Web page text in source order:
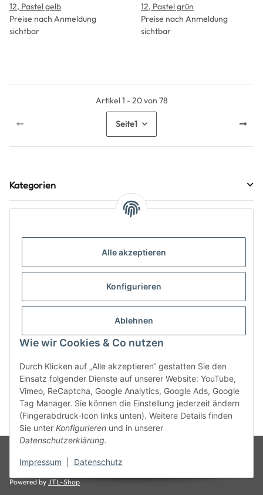
Alle akzeptieren
Konfigurieren
Ablehnen
Wie wir Cookies & Co nutzen
Durch Klicken auf „Alle akzeptieren“ gestatten Sie den
Einsatz folgender Dienste auf unserer Website: YouTube,
Vimeo, ReCaptcha, Google Analytics, Google Ads, Google
Tag Manager. Sie können die Einstellung jederzeit ändern
(Fingerabdruck-Icon links unten). Weitere Details finden
Sie unter Konfigurieren und in unserer
Datenschutzerklärung.
Impressum Datenschutz
12, Pastel gelb
Preise nach Anmeldung
sichtbar
12, Pastel grün
Preise nach Anmeldung
sichtbar
Artikel 1 - 20 von 78
Seite1
Kategorien
Informationen
Gesetzliche Informationen
* Alle Preise zzgl. gesetzlicher USt., zzgl.Versand
ausschließlich für den gewerblichen Bedarf von Handel, Handwerk, Industrie,
Powered by JTL-Shop